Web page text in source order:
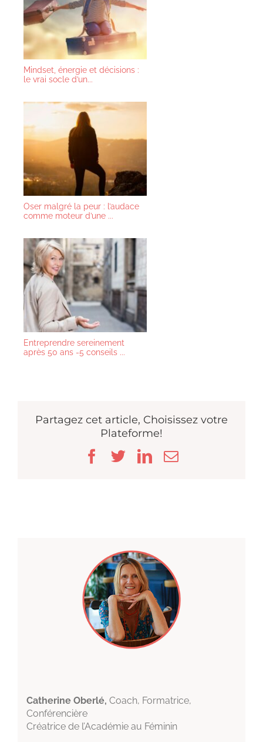
Mindset, énergie et décisions :
le vrai socle d’un...
Oser malgré la peur : l’audace
comme moteur d’une ...
Entreprendre sereinement
après 50 ans -5 conseils ...
Partagez cet article, Choisissez votre
Plateforme!
Facebook
TwitterLinkedIn
Email
Catherine Oberlé, Coach, Formatrice,
Conférencière
Créatrice de l’Académie au Féminin